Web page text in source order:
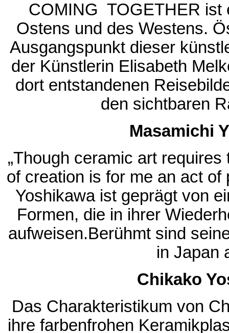
COMING TOGETHER ist
Ostens und des Westens.
Ausgangspunkt dieser
der Künstlerin Elisabeth
dort entstandenen
den sichtbaren
Masamichi
„Though ceramic art
of creation is for me an act of
Yoshikawa ist geprägt von
Formen, die in ihrer
aufweisen.Berühmt sind
in Japan
Chikako
Das Charakteristikum von
ihre farbenfrohen